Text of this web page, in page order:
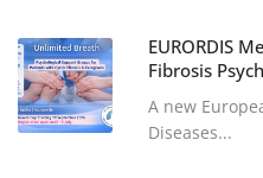
EURORDIS
Fibrosis
A new
Diseases...